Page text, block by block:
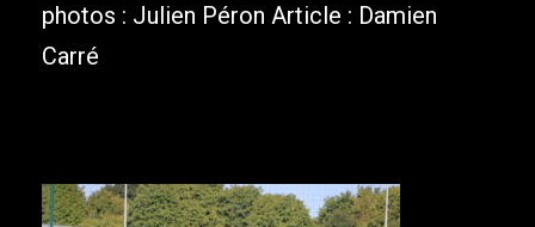
photos : Julien Péron Article : Damien
Carré